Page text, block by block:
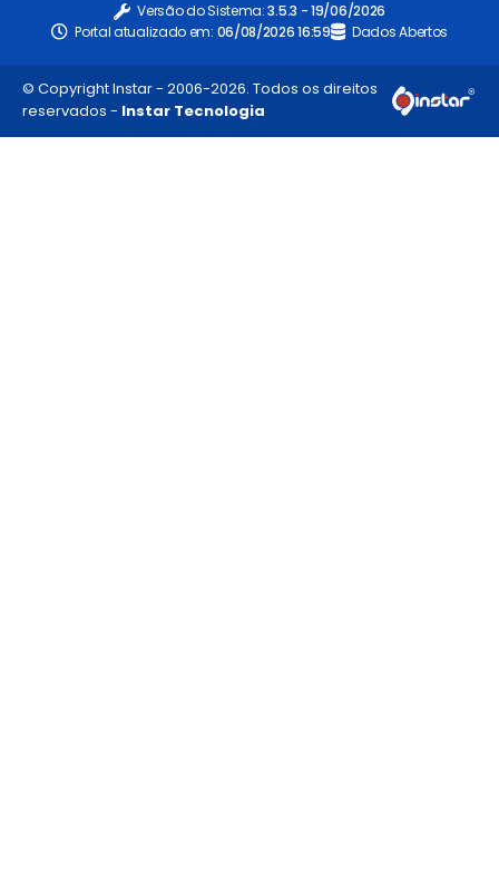
Versão do Sistema:3.5.3 - 19/06/2026
Portal atualizado em: 06/08/2026 16:59 Dados Abertos
© Copyright Instar - 2006-2026. Todos os direitos
reservados - Instar Tecnologia